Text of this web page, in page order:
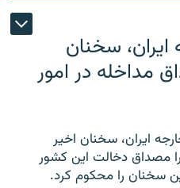
سخنان
مداخله در امور
ایران، سخنان اخیر
را مصداق دخالت این کشور
سخنان را محکوم کرد.